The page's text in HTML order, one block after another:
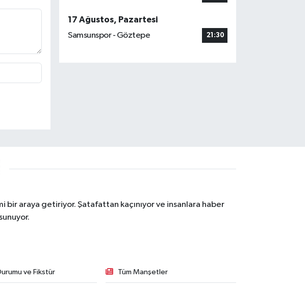
17 Ağustos, Pazartesi
Samsunspor - Göztepe
21:30
araya getiriyor. Şatafattan kaçınıyor ve insanlara haber
ve Fikstür Tüm Manşetler